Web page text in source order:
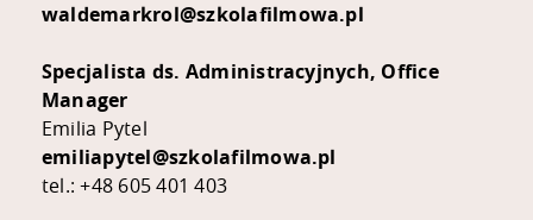
waldemarkrol@szkolafilmowa.pl
Specjalista ds. Administracyjnych, Office
Manager
Emilia Pytel
emiliapytel@szkolafilmowa.pl
tel.: +48 605 401 403